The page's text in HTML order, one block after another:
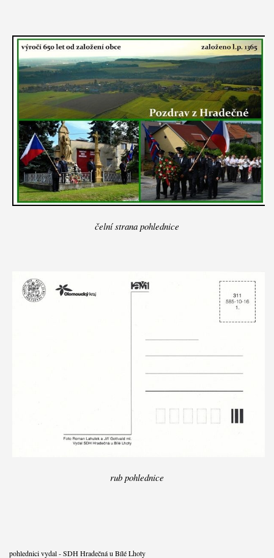
čelní strana pohlednice
rub pohlednice
pohlednici vydal - SDH Hradečná u Bílé Lhoty